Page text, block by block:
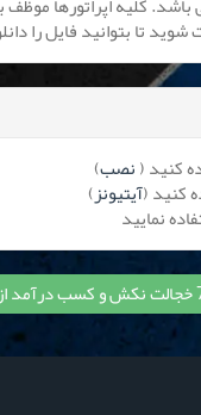
نصب)
آیتیونز)